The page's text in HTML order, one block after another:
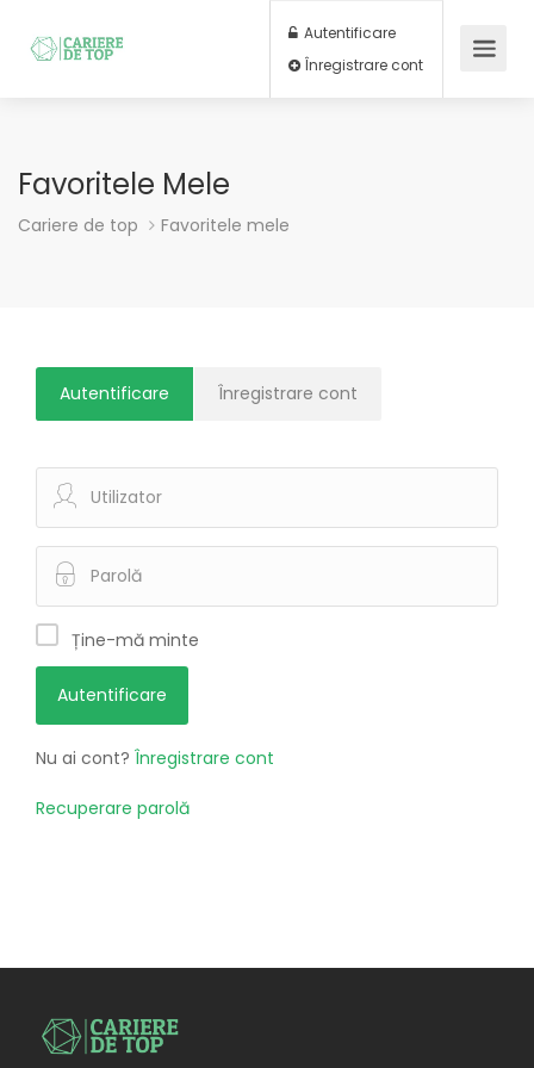
Autentificare
Înregistrare cont
Favoritele Mele
Cariere de top Favoritele mele
Autentificare Înregistrare cont
Ține-mă minte
Nu ai cont? Înregistrare cont
Recuperare parolă